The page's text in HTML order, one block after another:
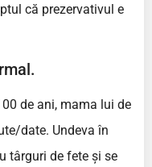
că prezervativul e
de ani, mama lui de
date. Undeva în
târguri de fete și se